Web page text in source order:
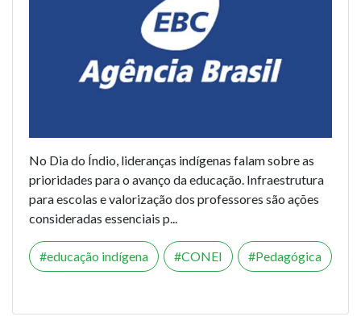
No Dia do Índio, lideranças indígenas falam sobre as
prioridades para o avanço da educação. Infraestrutura
para escolas e valorização dos professores são ações
consideradas essenciais p...
educação indígena CONEI Pedagógica